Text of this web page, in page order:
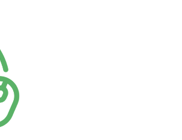
有觀察到。指標性魚
等。而椰油港外活珊
尺13隻，卻是調查點
引眾多魚類靠近。指
但個體體形偏小，而